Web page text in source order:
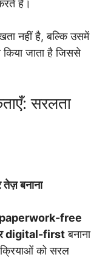
हैं।
नहीं है, बल्कि उसमें
जाता है जिससे
सरलता
बनाना
free
digital-firstबनाना
को सरल